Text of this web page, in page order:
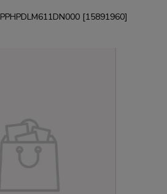
PPHPDLM611DN000 [15891960]